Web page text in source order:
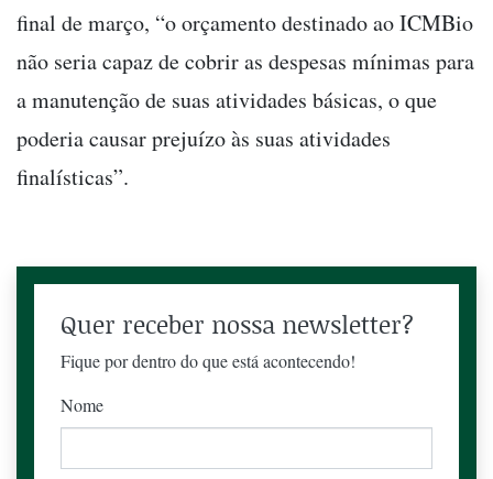
final de março, “o orçamento destinado ao ICMBio
não seria capaz de cobrir as despesas mínimas para
a manutenção de suas atividades básicas, o que
poderia causar prejuízo às suas atividades
finalísticas”.
Quer receber nossa newsletter?
Fique por dentro do que está acontecendo!
Nome